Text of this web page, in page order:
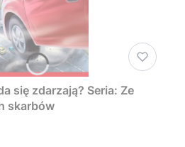
się zdarzają? Seria: Ze
skarbów